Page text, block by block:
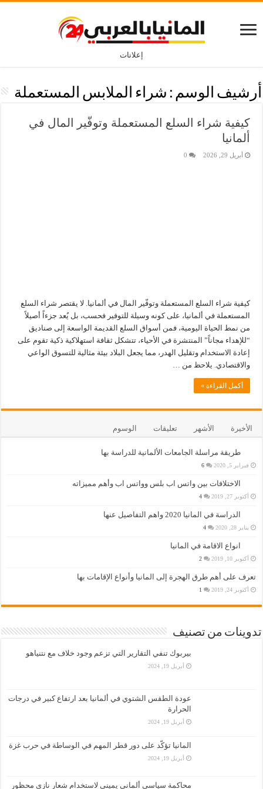
إعلانات
أرشيف الوسم : شراء الملابس المستعملة
كيفية شراء السلع المستعملة وتوفّير المال في
ألمانيا
أبريل 29, 2026 0
كيفية شراء السلع المستعملة وتوفّير المال في ألمانيا. لا يقتصر شراء السلع
المستعملة في ألمانيا، على كونه وسيلة للتوفير فحسب، بل يُعد جزءاً أصيلاً
من نمط الحياة اليومية، فمن أسواق السلع القديمة الواسعة إلى صناديق
“للإهداء مجاناً” المنتشرة في الأحياء، تتشكل ثقافة استهلاكية ذكية تقوم على
إعادة الاستخدام وتقليل الهدر، مما يجعل البلاد بيئة مثالية للتسوق الواعي
والاقتصادي. يلاحظ من …
أكمل القراءة »
الأخيرة الأشهر تعليقات الوسوم
طريقة مراسلة الجامعات الألمانية للدراسة بها
فبراير 5, 2020 6
الاختلافات بين واتس اب بلس وواتس اب وأهم مميزاته
أكتوبر 27, 2019 4
الدراسة في المانيا 2020 واهم التفاصيل عنها
يناير 28, 2020 4
انواع الاقامة في المانيا
أكتوبر 10, 2019 2
تعرف على أهم طرق الهجرة إلى المانيا وأنواع الإقامات بها
أكتوبر 24, 2019 1
تدوينات من تصنيف
بيربوك تنفي التقارير التي تزعم وجود خلاف مع نتنياهو
أبريل 19, 2024
عودة الطقس الشتوي في ألمانيا بعد ارتفاع كبير في درجات
الحرارة
أبريل 19, 2024
المانيا تؤكّد على دور قطر المهم في الوساطة في حرب غزة
أبريل 19, 2024
محاكمة سياسي ألماني يميني لاستخدام شعار نازي محظور